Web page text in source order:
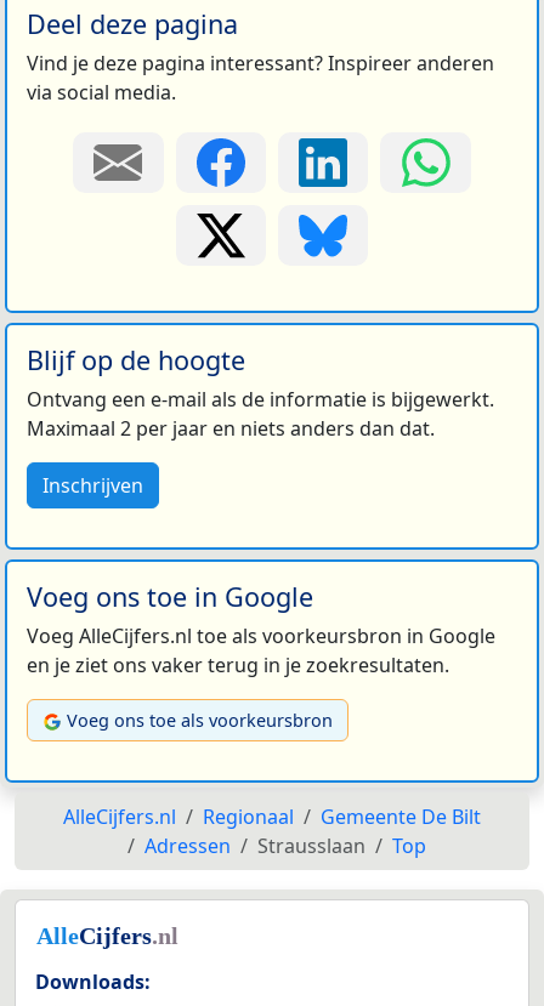
Deel deze pagina
Vind je deze pagina interessant? Inspireer anderen
via social media.
Blijf op de hoogte
Ontvang een e-mail als de informatie is bijgewerkt.
Maximaal 2 per jaar en niets anders dan dat.
Inschrijven
Voeg ons toe in Google
Voeg AlleCijfers.nl toe als voorkeursbron in Google
en je ziet ons vaker terug in je zoekresultaten.
Voeg ons toe als voorkeursbron
AlleCijfers.nl Regionaal
Gemeente De Bilt
Adressen
Strausslaan Top
Downloads: